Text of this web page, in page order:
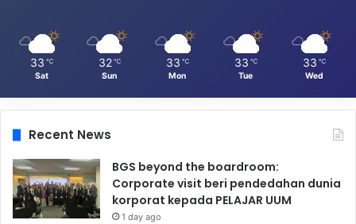
33 ℃
Sat
32 ℃
Sun
33 ℃
Mon
33 ℃
Tue
33 ℃
Wed
Recent News
BGS beyond the boardroom:
Corporate visit beri pendedahan dunia
korporat kepada PELAJAR UUM
1 day ago